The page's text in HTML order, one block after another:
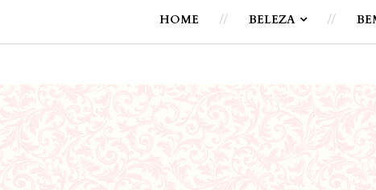
HOME BELEZA